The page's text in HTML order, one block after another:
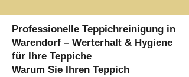
Professionelle Teppichreinigung in
Warendorf – Werterhalt & Hygiene
für Ihre Teppiche
Warum Sie Ihren Teppich